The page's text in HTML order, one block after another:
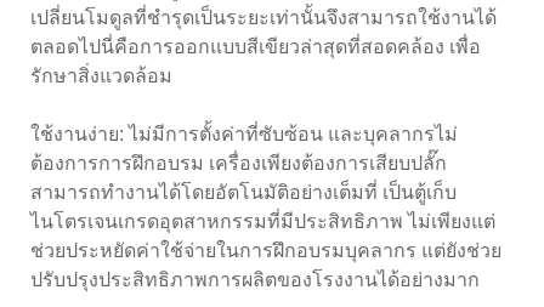
เปลี่ยนโมดูลที่ชำรุดเป็นระยะเท่านั้นจึงสามารถใช้งานได้
ตลอดไปนี่คือการออกแบบสีเขียวล่าสุดที่สอดคล้อง เพื่อ
รักษาสิ่งแวดล้อม
ใช้งานง่าย: ไม่มีการตั้งค่าที่ซับซ้อน และบุคลากรไม่
ต้องการการฝึกอบรม เครื่องเพียงต้องการเสียบปลั๊ก
สามารถทำงานได้โดยอัตโนมัติอย่างเต็มที่ เป็นตู้เก็บ
ไนโตรเจนเกรดอุตสาหกรรมที่มีประสิทธิภาพ ไม่เพียงแต่
ช่วยประหยัดค่าใช้จ่ายในการฝึกอบรมบุคลากร แต่ยังช่วย
ปรับปรุงประสิทธิภาพการผลิตของโรงงานได้อย่างมาก